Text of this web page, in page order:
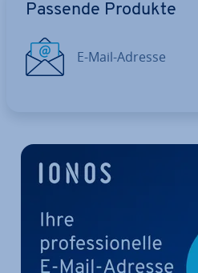
Passende Produkte
E-Mail-Adresse